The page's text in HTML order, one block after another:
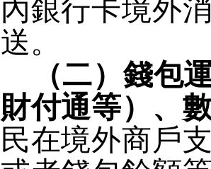
內銀行卡境外
送。
（二）錢包
財付通等）、
民在境外商戶